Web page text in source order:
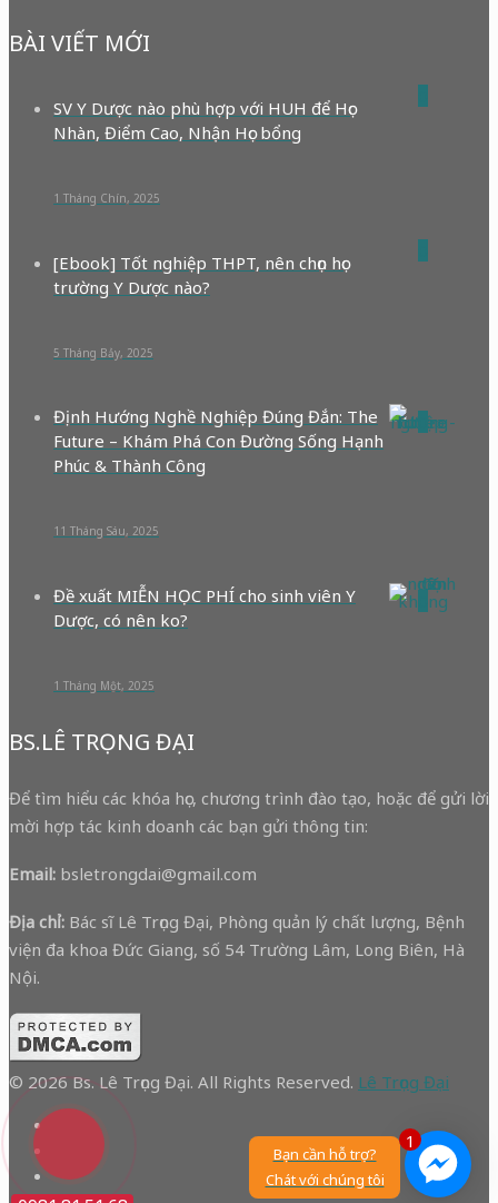
BÀI VIẾT MỚI
SV Y Dược nào phù hợp với HUH để Học
Nhàn, Điểm Cao, Nhận Học bổng
1 Tháng Chín, 2025
[Ebook] Tốt nghiệp THPT, nên chọn học
trường Y Dược nào?
5 Tháng Bảy, 2025
0
Định Hướng Nghề Nghiệp Đúng Đắn: The
Future – Khám Phá Con Đường Sống Hạnh
Phúc & Thành Công
11 Tháng Sáu, 2025
Đề xuất MIỄN HỌC PHÍ cho sinh viên Y
Dược, có nên ko?
1 Tháng Một, 2025
BS.LÊ TRỌNG ĐẠI
Để tìm hiểu các khóa học, chương trình đào tạo, hoặc để gửi lời
mời hợp tác kinh doanh các bạn gửi thông tin:
Email: bsletrongdai@gmail.com
Địa chỉ: Bác sĩ Lê Trọng Đại, Phòng quản lý chất lượng, Bệnh
viện đa khoa Đức Giang, số 54 Trường Lâm, Long Biên, Hà
Nội.
© 2026 Bs. Lê Trọng Đại. All Rights Reserved. Lê Trọng Đại
1
Bạn cần hỗ trợ?
Chát với chúng tôi